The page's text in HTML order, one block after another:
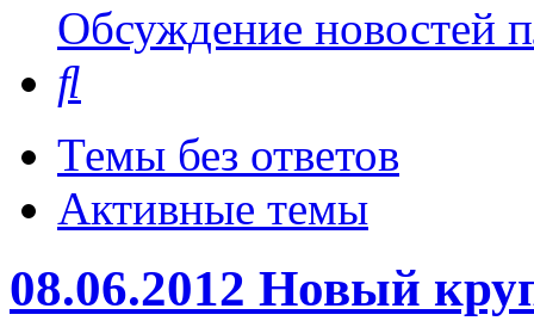
Обсуждение новостей
Темы без ответов
Активные темы
08.06.2012 Новый